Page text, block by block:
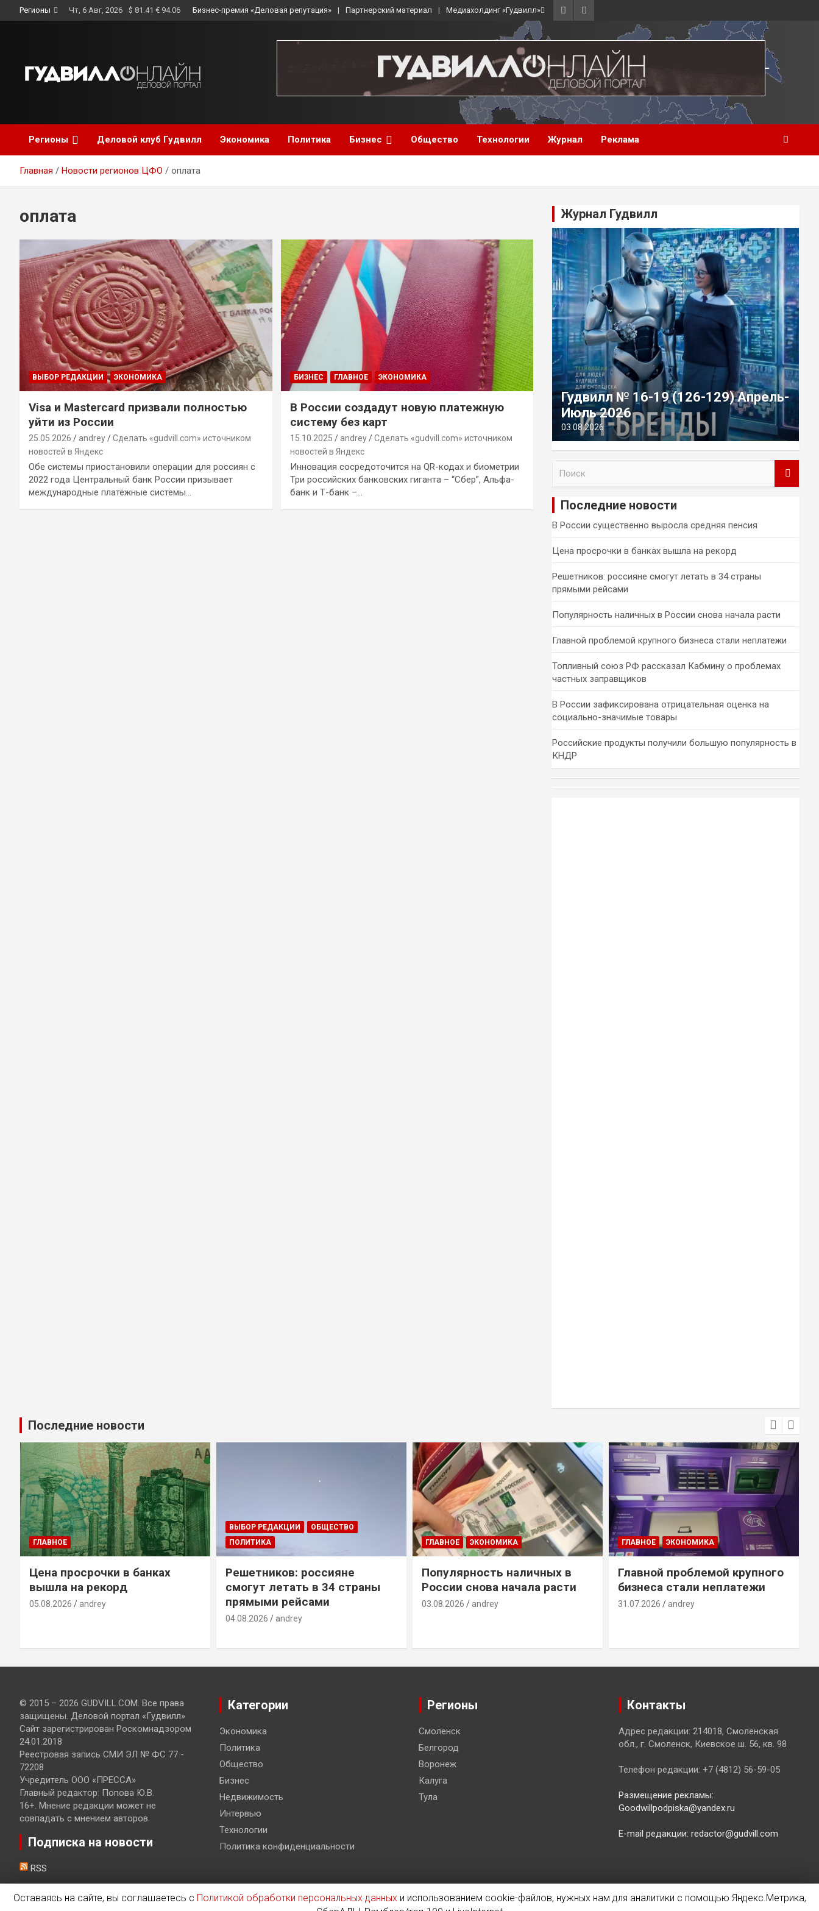
to
Регионы Чт, 6 Авг, 2026 $ 81.41 € 94.06 Бизнес-премия «Деловая репутация» Партнерский материал Медиахолдинг «Гудвилл»
Регионы Деловой клуб Гудвилл Экономика Политика Бизнес Общество Технологии Журнал Реклама
Главная Новости регионов ЦФО оплата
оплата
ВЫБОР РЕДАКЦИИ ЭКОНОМИКА
Visa и Mastercard призвали полностью
уйти из России
25.05.2026 andrey
Сделать «gudvill.com» источником
новостей в Яндекс
Обе системы приостановили операции для россиян с
2022 года Центральный банк России призывает
международные платёжные системы…
БИЗНЕС ГЛАВНОЕ ЭКОНОМИКА
В России создадут новую платежную
систему без карт
15.10.2025 andrey
Сделать «gudvill.com» источником
новостей в Яндекс
Инновация сосредоточится на QR-кодах и биометрии
Три российских банковских гиганта – “Сбер”, Альфа-
банк и Т-банк –…
Журнал Гудвилл
Гудвилл № 16-19 (126-129) Апрель-
Июль 2026
03.08.2026
и
Последние новости
В России существенно выросла средняя пенсия
Цена просрочки в банках вышла на рекорд
Решетников: россияне смогут летать в 34 страны
прямыми рейсами
Популярность наличных в России снова начала расти
Главной проблемой крупного бизнеса стали неплатежи
Топливный союз РФ рассказал Кабмину о проблемах
частных заправщиков
В России зафиксирована отрицательная оценка на
социально-значимые товары
Российские продукты получили большую популярность в
КНДР
Последние новости
ГЛАВНОЕ
Цена просрочки в банках
вышла на рекорд
05.08.2026 andrey
ВЫБОР РЕДАКЦИИ
ОБЩЕСТВО
ПОЛИТИКА
Решетников: россияне
смогут летать в 34 страны
прямыми рейсами
04.08.2026 andrey
ГЛАВНОЕ ЭКОНОМИКА
Популярность наличных в
России снова начала расти
03.08.2026 andrey
ГЛАВНОЕ ЭКОНОМИКА
Главной проблемой крупного
бизнеса стали неплатежи
31.07.2026 andrey
© 2015 – 2026 GUDVILL.COM. Все права
защищены. Деловой портал «Гудвилл»
Сайт зарегистрирован Роскомнадзором
24.01.2018
Реестровая запись СМИ ЭЛ № ФС 77 -
72208
Учредитель ООО «ПРЕССА»
Главный редактор: Попова Ю.В.
16+. Мнение редакции может не
совпадать с мнением авторов.
Подписка на новости
RSS
Категории
Экономика
Политика
Общество
Бизнес
Недвижимость
Интервью
Технологии
Политика конфиденциальности
Регионы
Смоленск
Белгород
Воронеж
Калуга
Тула
Контакты
Адрес редакции: 214018, Смоленская
обл., г. Смоленск, Киевское ш. 56, кв. 98
Телефон редакции: +7 (4812) 56-59-05
Размещение рекламы:
Goodwillpodpiska@yandex.ru
E-mail редакции: redactor@gudvill.com
Оставаясь на сайте, вы соглашаетесь с Политикой обработки персональных данныхи использованием cookie-файлов, нужных нам для аналитики с помощью Яндекс.Метрика,